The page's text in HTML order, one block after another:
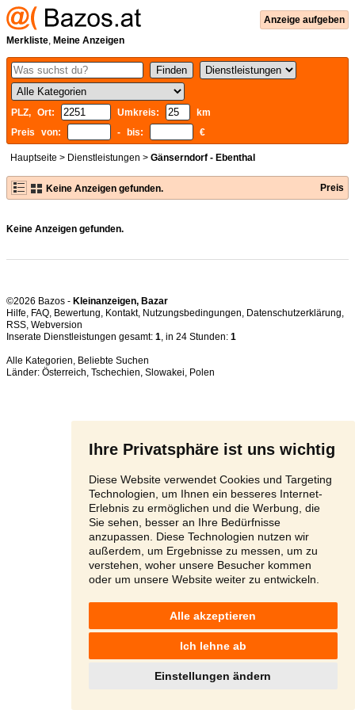
Ihre Privatsphäre ist uns wichtig
Diese Website verwendet Cookies und Targeting
Technologien, um Ihnen ein besseres Internet-
Erlebnis zu ermöglichen und die Werbung, die
Sie sehen, besser an Ihre Bedürfnisse
anzupassen. Diese Technologien nutzen wir
außerdem, um Ergebnisse zu messen, um zu
verstehen, woher unsere Besucher kommen
oder um unsere Website weiter zu entwickeln.
Alle akzeptieren
Ich lehne ab
Einstellungen ändern
Anzeige aufgeben
Merkliste, Meine Anzeigen
PLZ, Ort: Umkreis:
km
Preis von:
- bis: €
Hauptseite > Dienstleistungen > Gänserndorf - Ebenthal
Keine Anzeigen gefunden. Preis
Keine Anzeigen gefunden.
©2026 Bazos - Kleinanzeigen, Bazar
Hilfe, FAQ, Bewertung, Kontakt, Nutzungsbedingungen, Datenschutzerklärung,
RSS,
Inserate Dienstleistungen gesamt: 1, in 24 Stunden: 1
Alle Kategorien, Beliebte Suchen
Länder: Österreich, Tschechien, Slowakei, Polen